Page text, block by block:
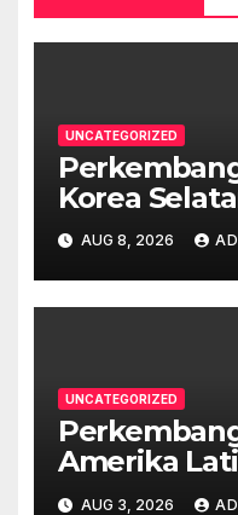
UNCATEGORIZED
Korea
AUG 8, 2026
UNCATEGORIZED
Amerika
Pandemi
AUG 3, 2026